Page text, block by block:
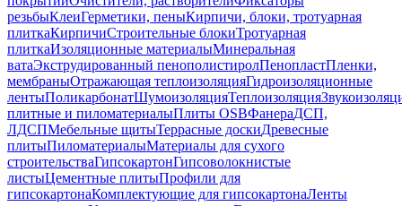
резьбыКлеиГерметики, пеныКирпичи, блоки, тротуарная
плиткаКирпичиСтроительные блокиТротуарная
плиткаИзоляционные материалыМинеральная
ватаЭкструдированный пенополистиролПенопластПленки,
мембраныОтражающая теплоизоляцияГидроизоляционные
лентыПоликарбонатШумоизоляцияТеплоизоляция
плитные и пиломатериалыПлиты OSBФанераДСП,
ЛДСПМебельные щитыТеррасные доскиДревесные
плитыПиломатериалыМатериалы для сухого
строительстваГипсокартонГипсоволокнистые
листыЦементные плитыПрофили для
гипсокартонаКомплектующие для гипсокартонаЛенты